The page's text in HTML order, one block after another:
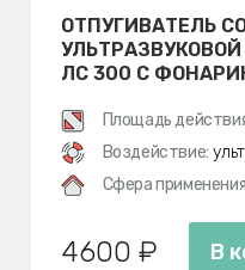
ОТПУГИВАТЕЛЬ
ЛС 300 С
Площадь
Воздействие:
Сфера
4600 ₽ В